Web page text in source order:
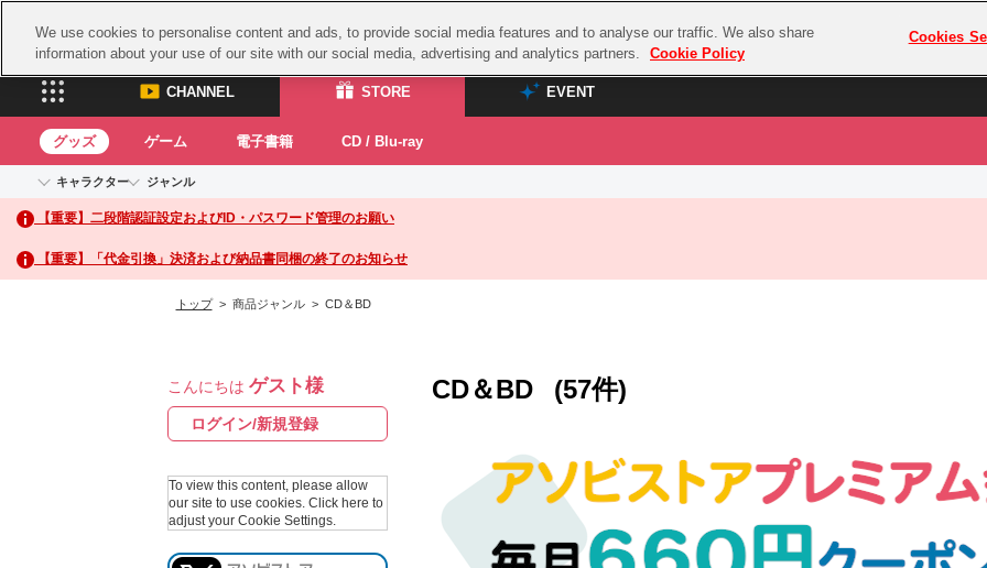
プレミアム会員と
CHANNEL STORE EVENT
CHANNEL
ASOBI CHANNEL TOP
STORE
ASOBI STORE TOP
グッズ
CD / Blu-ray
EVENT
ASOBI STAGE
グッズ ゲーム 電子書籍 CD / Blu-ray
キャラクター
アイドルマスターシリーズ
アイドルマスター
アイドルマスター シンデレラガールズ
アイドルマスター ミリオンライブ！
プロジェクトアイマス ヴイアライヴ
テイルズ オブ シリーズ
スサノオマジック
ドラゴンボール
ラブライブ！サンシャイン‼
ジャンル
イベントグッズ
トイ・ホビー
【重要】二段階認証設定およびID・パスワード管理のお願い
【重要】「代金引換」決済および納品書同梱の終了のお知らせ
トップ> 商品ジャンル > CD＆BD
こんにちは ゲスト様
ログイン/新規登録
To view this content, please allow
our site to use cookies. Click here to
adjust your Cookie Settings.
CD＆BD (57件)
We use cookies to personalise content and ads, to provide social media features and to analyse our traffic. We also share
information about your use of our site with our social media, advertising and analytics partners.
Cookie Policy
Cookies